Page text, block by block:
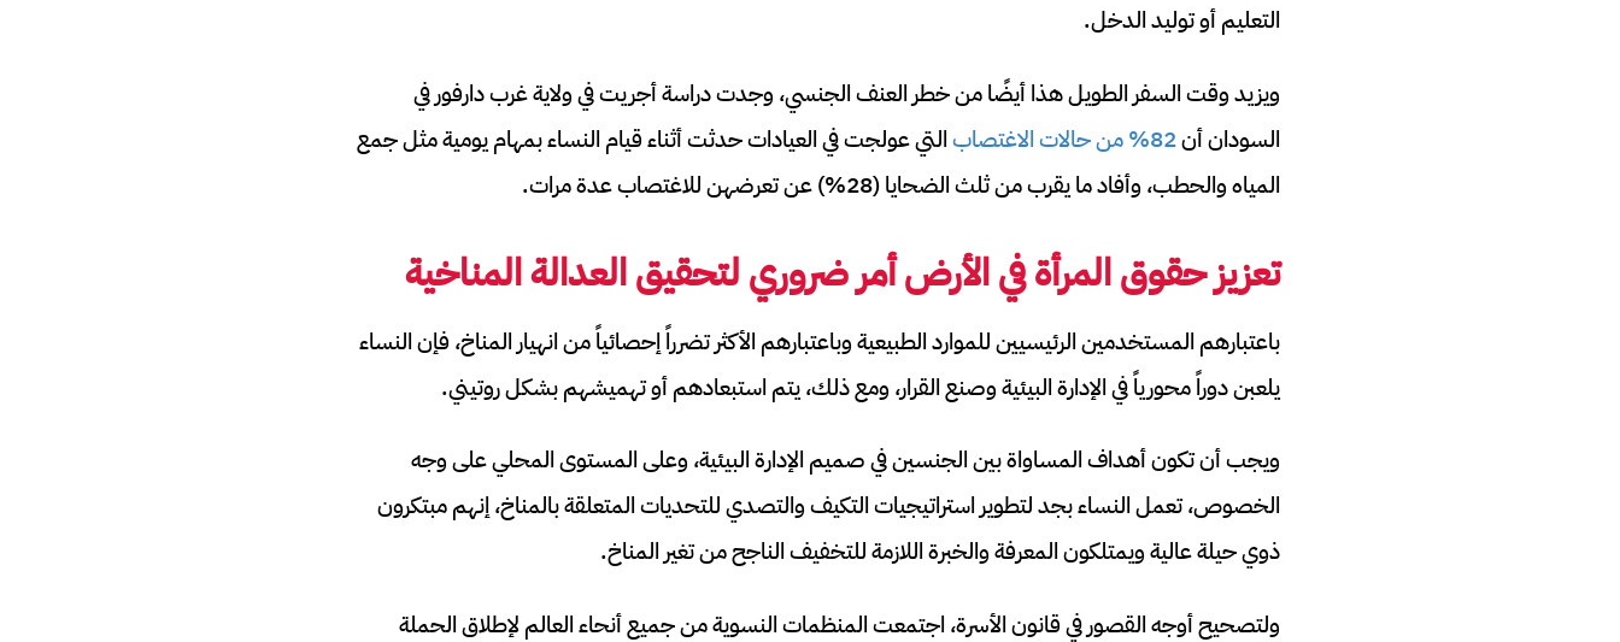
التعليم أو توليد الدخل.
ويزيد وقت السفر الطويل هذا أيضًا من خطر العنف الجنسي، وجدت دراسة أجريت في ولاية غرب دارفور في
السودان أن82% من حالات الاغتصاب
التي عولجت في العيادات حدثت أثناء قيام النساء بمهام يومية مثل جمع
المياه والحطب، وأفاد ما يقرب من ثلث الضحايا (28%) عن تعرضهن للاغتصاب عدة مرات.
تعزيز حقوق المرأة في الأرض أمر ضروري لتحقيق العدالة المناخية
باعتبارهم المستخدمين الرئيسيين للموارد الطبيعية وباعتبارهم الأكثر تضرراً إحصائياً من انهيار المناخ، فإن النساء
يلعبن دوراً محورياً في الإدارة البيئية وصنع القرار، ومع ذلك، يتم استبعادهم أو تهميشهم بشكل روتيني.
ويجب أن تكون أهداف المساواة بين الجنسين في صميم الإدارة البيئية، وعلى المستوى المحلي على وجه
الخصوص، تعمل النساء بجد لتطوير استراتيجيات التكيف والتصدي للتحديات المتعلقة بالمناخ، إنهم مبتكرون
ذوي حيلة عالية ويمتلكون المعرفة والخبرة اللازمة للتخفيف الناجح من تغير المناخ.
ولتصحيح أوجه القصور في قانون الأسرة، اجتمعت المنظمات النسوية من جميع أنحاء العالم لإطلاق الحملة